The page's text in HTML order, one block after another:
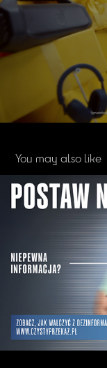
You may also like